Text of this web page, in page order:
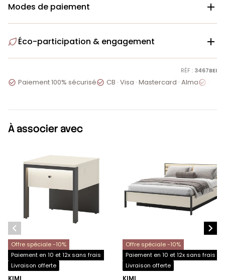
Modes de paiement 
Éco-participation & engagement 
RÉF : 3467BEI
 Paiement 100% sécurisé CB · Visa · Mastercard · Alma
À associer avec
Offre spéciale -10%
Paiement en 10 et 12x sans frais
Livraison offerte
Offre spéciale -10%
Paiement en 10 et 12x sans frais
Livraison offerte
 